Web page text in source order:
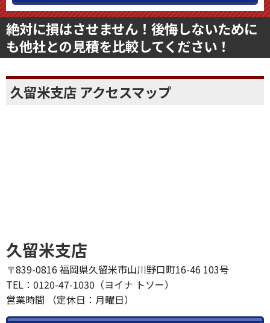
絶対に損はさせません！後悔しないために
も他社との見積を比較してください！
久留米支店 アクセスマップ
久留米支店
〒839-0816 福岡県久留米市山川野口町16-46 103号
TEL：0120-47-1030（ヨイナ トソー）
営業時間 （定休日：月曜日）